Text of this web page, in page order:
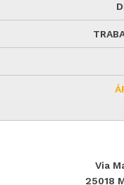
Via
25018